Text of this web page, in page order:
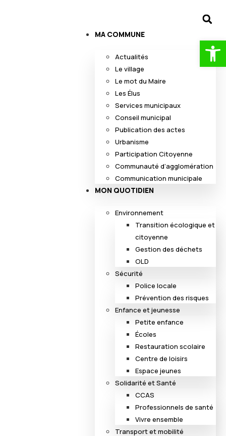
MA COMMUNE
Actualités
Le village
Le mot du Maire
Les Élus
Services municipaux
Conseil municipal
Publication des actes
Urbanisme
Participation Citoyenne
Communauté d’agglomération
Communication municipale
MON QUOTIDIEN
Environnement
Transition écologique et
citoyenne
Gestion des déchets
OLD
Sécurité
Police locale
Prévention des risques
Enfance et jeunesse
Petite enfance
Écoles
Restauration scolaire
Centre de loisirs
Espace jeunes
Solidarité et Santé
CCAS
Professionnels de santé
Vivre ensemble
Transport et mobilité